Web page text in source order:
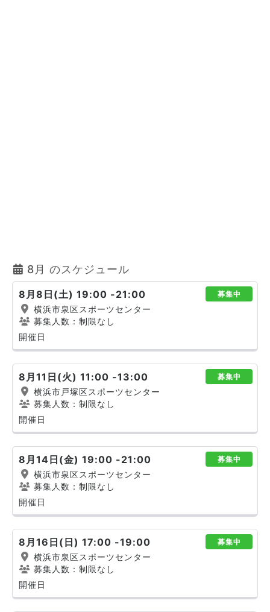
8月 のスケジュール
8月8日(土) 19:00 -21:00 募集中
横浜市泉区スポーツセンター
募集人数：制限なし
開催日
8月11日(火) 11:00 -13:00 募集中
横浜市戸塚区スポーツセンター
募集人数：制限なし
開催日
8月14日(金) 19:00 -21:00 募集中
横浜市泉区スポーツセンター
募集人数：制限なし
開催日
8月16日(日) 17:00 -19:00 募集中
横浜市泉区スポーツセンター
募集人数：制限なし
開催日